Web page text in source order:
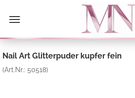
Nail Art Glitterpuder kupfer fein
(Art.Nr.: 50518)